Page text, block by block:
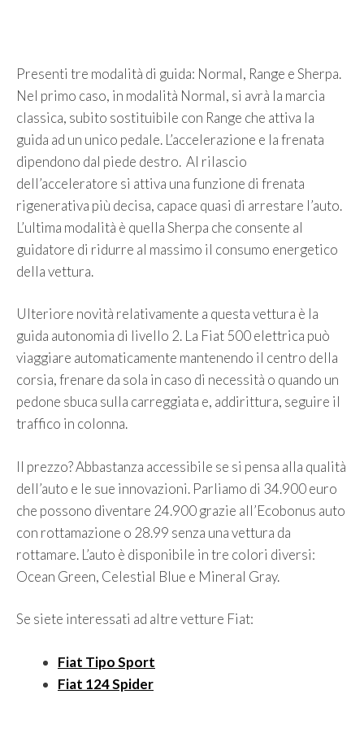
Presenti tre modalità di guida: Normal, Range e Sherpa.
Nel primo caso, in modalità Normal, si avrà la marcia
classica, subito sostituibile con Range che attiva la
guida ad un unico pedale. L’accelerazione e la frenata
dipendono dal piede destro. Al rilascio
dell’acceleratore si attiva una funzione di frenata
rigenerativa più decisa, capace quasi di arrestare l’auto.
L’ultima modalità è quella Sherpa che consente al
guidatore di ridurre al massimo il consumo energetico
della vettura.
Ulteriore novità relativamente a questa vettura è la
guida autonomia di livello 2. La Fiat 500 elettrica può
viaggiare automaticamente mantenendo il centro della
corsia, frenare da sola in caso di necessità o quando un
pedone sbuca sulla carreggiata e, addirittura, seguire il
traffico in colonna.
Il prezzo? Abbastanza accessibile se si pensa alla qualità
dell’auto e le sue innovazioni. Parliamo di 34.900 euro
che possono diventare 24.900 grazie all’Ecobonus auto
con rottamazione o 28.99 senza una vettura da
rottamare. L’auto è disponibile in tre colori diversi:
Ocean Green, Celestial Blue e Mineral Gray.
Se siete interessati ad altre vetture Fiat:
Fiat Tipo Sport
Fiat 124 Spider